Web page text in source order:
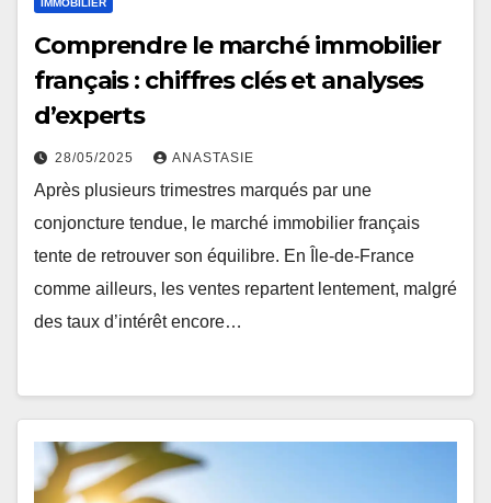
IMMOBILIER
Comprendre le marché immobilier
français : chiffres clés et analyses
d’experts
28/05/2025 ANASTASIE
Après plusieurs trimestres marqués par une
conjoncture tendue, le marché immobilier français
tente de retrouver son équilibre. En Île-de-France
comme ailleurs, les ventes repartent lentement, malgré
des taux d’intérêt encore…